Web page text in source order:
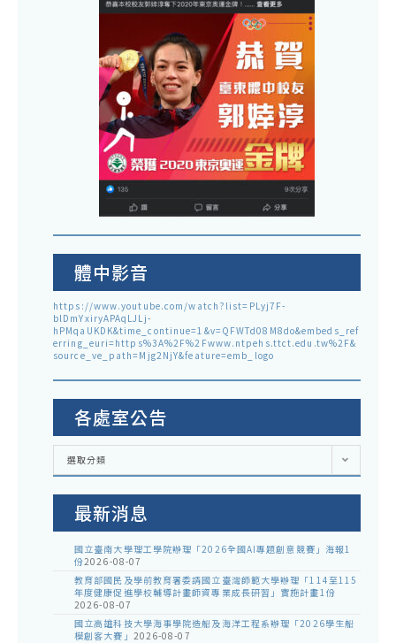
體中影音
https://www.youtube.com/watch?list=PLyj7F-
blDmYxiryAPAqLJLj-
hPMqaUKDK&time_continue=1&v=QFWTd08M8do&embeds_ref
erring_euri=https%3A%2F%2Fwww.ntpehs.ttct.edu.tw%2F&
source_ve_path=Mjg2NjY&feature=emb_logo
各處室公告
各
室
告
選取分類
最新消息
國立臺南大學理工學院辦理「2026全國AI專題創意競賽」海報1
份2026-08-07
教育部國民及學前教育署委請國立臺灣師範大學辦理「114至115
年度健康促進學校輔導計畫師資專業成長研習」實施計畫1份
2026-08-07
國立高雄科技大學海事學院造船及海洋工程系辦理「2026學生船
模創客大賽」 2026-08-07